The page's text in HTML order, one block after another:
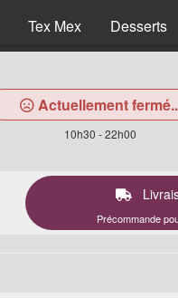
Tex Mex Desserts
Actuellement
10h30 - 22h00
Précommande